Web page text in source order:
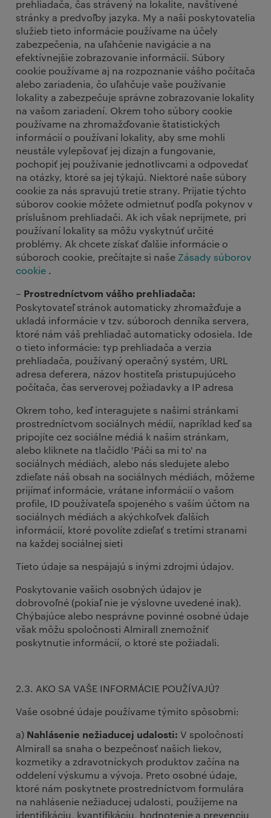
prehliadača, čas strávený na lokalite, navštívené
stránky a predvoľby jazyka. My a naši poskytovatelia
služieb tieto informácie používame na účely
zabezpečenia, na uľahčenie navigácie a na
efektívnejšie zobrazovanie informácií. Súbory
cookie používame aj na rozpoznanie vášho počítača
alebo zariadenia, čo uľahčuje vaše používanie
lokality a zabezpečuje správne zobrazovanie lokality
na vašom zariadení. Okrem toho súbory cookie
používame na zhromažďovanie štatistických
informácií o používaní lokality, aby sme mohli
neustále vylepšovať jej dizajn a fungovanie,
pochopiť jej používanie jednotlivcami a odpovedať
na otázky, ktoré sa jej týkajú. Niektoré naše súbory
cookie za nás spravujú tretie strany. Prijatie týchto
súborov cookie môžete odmietnuť podľa pokynov v
príslušnom prehliadači. Ak ich však neprijmete, pri
používaní lokality sa môžu vyskytnúť určité
problémy. Ak chcete získať ďalšie informácie o
súboroch cookie, prečítajte si naše Zásady súborov
cookie .
– Prostredníctvom vášho prehliadača:
Poskytovateľ stránok automaticky zhromažďuje a
ukladá informácie v tzv. súboroch denníka servera,
ktoré nám váš prehliadač automaticky odosiela. Ide
o tieto informácie: typ prehliadača a verzia
prehliadača, používaný operačný systém, URL
adresa deferera, názov hostiteľa pristupujúceho
počítača, čas serverovej požiadavky a IP adresa
Okrem toho, keď interagujete s našimi stránkami
prostredníctvom sociálnych médií, napríklad keď sa
pripojíte cez sociálne médiá k našim stránkam,
alebo kliknete na tlačidlo 'Páči sa mi to' na
sociálnych médiách, alebo nás sledujete alebo
zdieľate náš obsah na sociálnych médiách, môžeme
prijímať informácie, vrátane informácií o vašom
profile, ID používateľa spojeného s vaším účtom na
sociálnych médiách a akýchkoľvek ďalších
informácií, ktoré povolíte zdieľať s tretími stranami
na každej sociálnej sieti
Tieto údaje sa nespájajú s inými zdrojmi údajov.
Poskytovanie vašich osobných údajov je
dobrovoľné (pokiaľ nie je výslovne uvedené inak).
Chýbajúce alebo nesprávne povinné osobné údaje
však môžu spoločnosti Almirall znemožniť
poskytnutie informácií, o ktoré ste požiadali.
2.3. AKO SA VAŠE INFORMÁCIE POUŽÍVAJÚ?
Vaše osobné údaje používame týmito spôsobmi:
a) Nahlásenie nežiaducej udalosti: V spoločnosti
Almirall sa snaha o bezpečnosť našich liekov,
kozmetiky a zdravotníckych produktov začína na
oddelení výskumu a vývoja. Preto osobné údaje,
ktoré nám poskytnete prostredníctvom formulára
na nahlásenie nežiaducej udalosti, použijeme na
identifikáciu, kvantifikáciu, hodnotenie a prevenciu